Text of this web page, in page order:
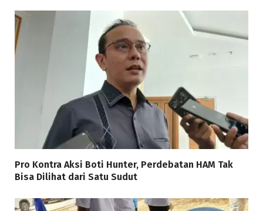
Pro Kontra Aksi Boti Hunter, Perdebatan HAM Tak
Bisa Dilihat dari Satu Sudut